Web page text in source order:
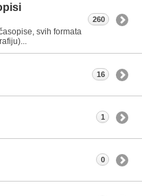
svih formata
260
16
1
0